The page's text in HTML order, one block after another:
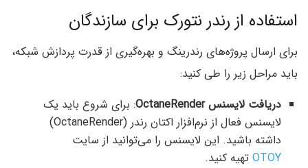
استفاده از رندر نتورک برای سازندگان
برای ارسال پروژه‌های رندرینگ و بهره‌گیری از قدرت پردازش شبکه،
باید مراحل زیر را طی کنید:
دریافت لایسنس OctaneRender
: برای شروع باید یک
لایسنس فعال از نرم‌افزار اکتان رندر (OctaneRender)
داشته باشید. این لایسنس را می‌توانید از سایت
OTOY تهیه کنید.